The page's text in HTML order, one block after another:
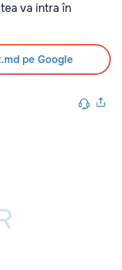
va intra în
pe Google